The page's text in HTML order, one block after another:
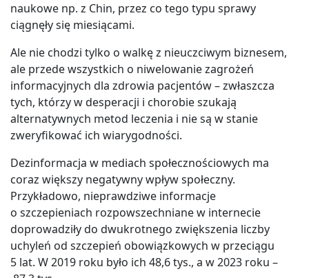
naukowe np. z Chin, przez co tego typu sprawy
ciągnęły się miesiącami.
Ale nie chodzi tylko o walkę z nieuczciwym biznesem,
ale przede wszystkich o niwelowanie zagrożeń
informacyjnych dla zdrowia pacjentów – zwłaszcza
tych, którzy w desperacji i chorobie szukają
alternatywnych metod leczenia i nie są w stanie
zweryfikować ich wiarygodności.
Dezinformacja w mediach społecznościowych ma
coraz większy negatywny wpływ społeczny.
Przykładowo, nieprawdziwe informacje
o szczepieniach rozpowszechniane w internecie
doprowadziły do dwukrotnego zwiększenia liczby
uchyleń od szczepień obowiązkowych w przeciągu
5 lat. W 2019 roku było ich 48,6 tys., a w 2023 roku –